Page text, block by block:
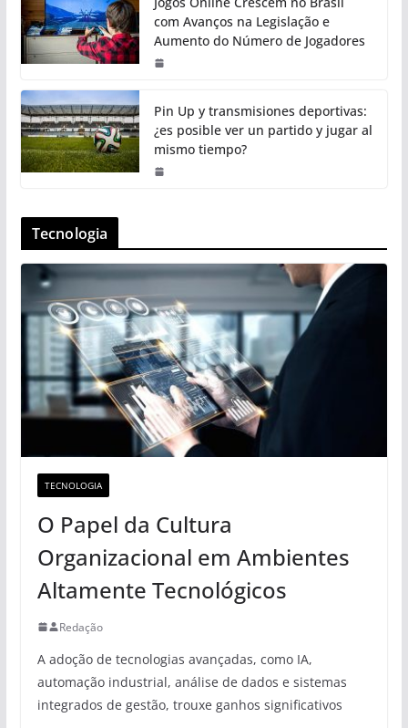
com Avanços na Legislação e
Aumento do Número de Jogadores
Pin Up y transmisiones deportivas:
¿es posible ver un partido y jugar al
mismo tiempo?
Tecnologia
TECNOLOGIA
O Papel da Cultura
Organizacional em Ambientes
Altamente Tecnológicos
Redação
A adoção de tecnologias avançadas, como IA,
automação industrial, análise de dados e sistemas
integrados de gestão, trouxe ganhos significativos